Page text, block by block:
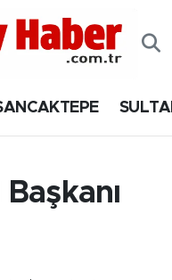
Fikstür